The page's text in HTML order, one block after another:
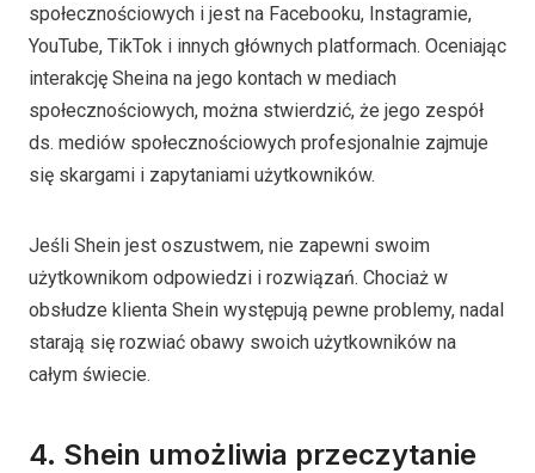
społecznościowych i jest na Facebooku, Instagramie,
YouTube, TikTok i innych głównych platformach. Oceniając
interakcję Sheina na jego kontach w mediach
społecznościowych, można stwierdzić, że jego zespół
ds. mediów społecznościowych profesjonalnie zajmuje
się skargami i zapytaniami użytkowników.
Jeśli Shein jest oszustwem, nie zapewni swoim
użytkownikom odpowiedzi i rozwiązań. Chociaż w
obsłudze klienta Shein występują pewne problemy, nadal
starają się rozwiać obawy swoich użytkowników na
całym świecie.
4. Shein umożliwia przeczytanie